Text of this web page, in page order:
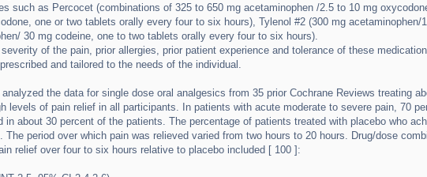
such as Percocet (combinations of 325 to 650 mg acetaminophen /2.5 to 10 mg
one or two tablets orally every four to six hours), Tylenol #2 (300 mg
30 mg codeine, one to two tablets orally every four to six hours).
severity of the pain, prior allergies, prior patient experience and tolerance of these
and tailored to the needs of the individual.
analyzed the data for single dose oral analgesics from 35 prior Cochrane Reviews treating
levels of pain relief in all participants. In patients with acute moderate to severe pain, 70
in about 30 percent of the patients. The percentage of patients treated with placebo who
The period over which pain was relieved varied from two hours to 20 hours. Drug/dose
relief over four to six hours relative to placebo included [ 100 ]: